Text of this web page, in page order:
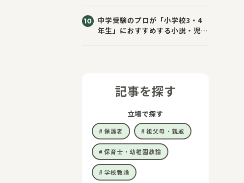
中学受験のプロが「小学校3・4
年生」におすすめする小説・児童
記事を探す
立場で探す
保護者 祖父母・親戚
保育士・幼稚園教諭
学校教諭